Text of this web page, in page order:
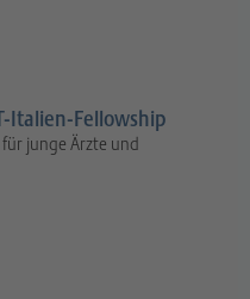
Italien-Fellowship
junge Ärzte und